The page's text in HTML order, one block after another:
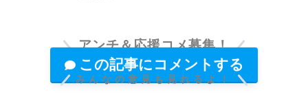
アンチ＆応援コメ募集！
この記事にコメントする
みんなの意見も見れるよ！